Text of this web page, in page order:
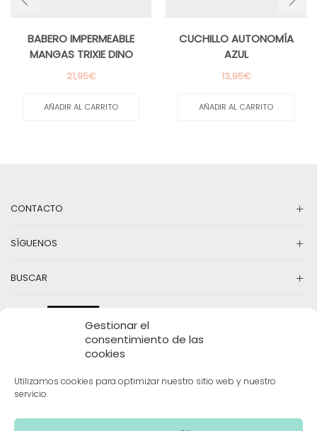
Gestionar el
consentimiento de las
cookies
Utilizamos cookies para optimizar nuestro sitio web y nuestro
servicio.
BABERO IMPERMEABLE
MANGAS TRIXIE DINO
21,95€
AÑADIR AL CARRITO
CUCHILLO AUTONOMÍA
AZUL
13,95€
AÑADIR AL CARRITO
CONTACTO
SÍGUENOS
BUSCAR